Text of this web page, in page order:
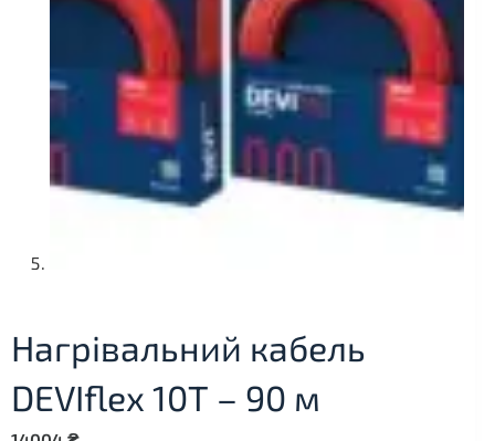
Нагрівальний кабель
DEVIflex 10Т – 90 м